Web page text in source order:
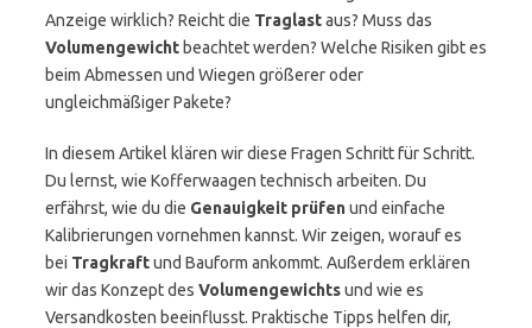
Anzeige wirklich? Reicht die Traglastaus? Muss das
Volumengewicht beachtet werden? Welche Risiken gibt es
beim Abmessen und Wiegen größerer oder
ungleichmäßiger Pakete?
In diesem Artikel klären wir diese Fragen Schritt für Schritt.
Du lernst, wie Kofferwaagen technisch arbeiten. Du
erfährst, wie du die Genauigkeit prüfenund einfache
Kalibrierungen vornehmen kannst. Wir zeigen, worauf es
bei Tragkraftund Bauform ankommt. Außerdem erklären
wir das Konzept des Volumengewichtsund wie es
Versandkosten beeinflusst. Praktische Tipps helfen dir,